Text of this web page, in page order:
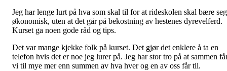
Jeg har lenge lurt på hva som skal til for at rideskolen skal bære seg
økonomisk, uten at det går på bekostning av hestenes dyrevelferd.
Kurset ga noen gode råd og tips.
Det var mange kjekke folk på kurset. Det gjør det enklere å ta en
telefon hvis det er noe jeg lurer på. Jeg har stor tro på at sammen
vi til mye mer enn summen av hva hver og en av oss får til.